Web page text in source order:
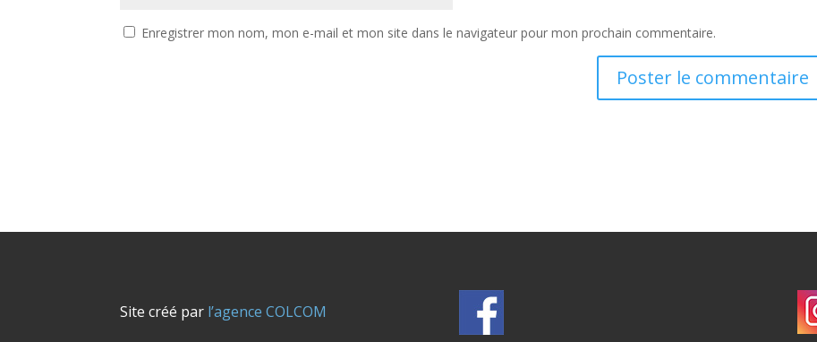
Enregistrer mon nom, mon e-mail et mon site dans le navigateur pour mon prochain commentaire.
Site créé par l’agence COLCOM